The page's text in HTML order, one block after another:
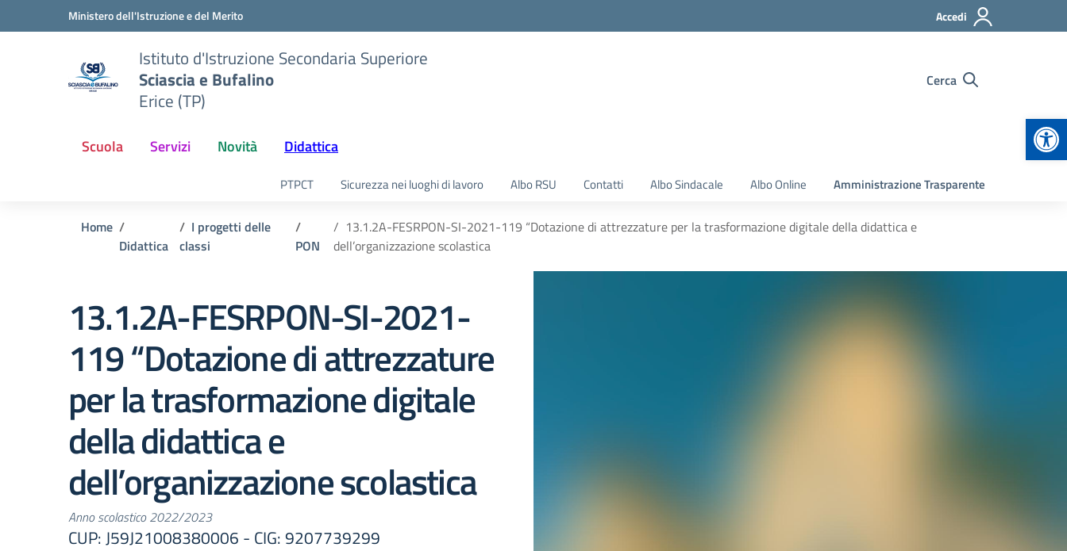
Vai ai contenuti
Vai al menu di navigazioneMinistero dell'Istruzione e del Merito Accedi
Istituto d'Istruzione Secondaria Superiore
Sciascia e Bufalino
Erice (TP)
Cerca
Scuola Servizi Novità Didattica
PTPCT Sicurezza nei luoghi di lavoro Albo RSU Contatti Albo Sindacale Albo Online Amministrazione Trasparente
Home
Didattica
I progetti delle
classi
PON
13.1.2A-FESRPON-SI-2021-119 “Dotazione di attrezzature per la trasformazione digitale della didattica e
dell’organizzazione scolastica
13.1.2A-FESRPON-SI-2021-
119 “Dotazione di attrezzature
per la trasformazione digitale
della didattica e
dell’organizzazione scolastica
Anno scolastico 2022/2023
CUP: J59J21008380006 - CIG: 9207739299